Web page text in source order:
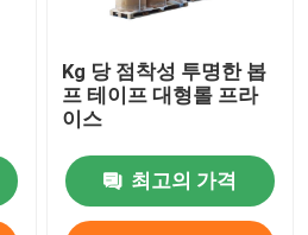
Kg 당 점착성 투명한 봅
프 테이프 대형롤 프라
이스
최고의 가격